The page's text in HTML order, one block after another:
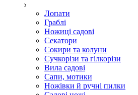
Лопати
Граблі
Ножиці садові
Секатори
Сокири та колуни
Сучкорізи та гілкорізи
Вила садові
Сапи, мотики
Ножівки й ручні пилки